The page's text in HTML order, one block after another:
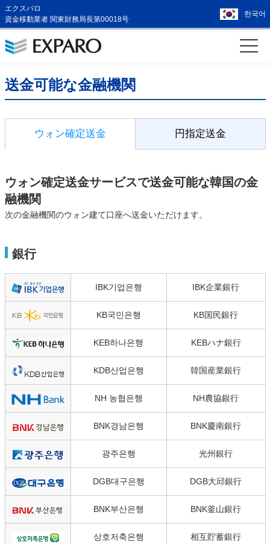
エクスパロ
資金移動業者 関東財務局長第00018号
한국어
送金可能な金融機関
ウォン確定送金 円指定送金
ウォン確定送金サービスで送金可能な韓国の金
融機関
次の金融機関のウォン建て口座へ送金いただけます。
銀行
IBK기업은행 IBK企業銀行
KB국민은행 KB国民銀行
KEB하나은행 KEBハナ銀行
KDB산업은행 韓国産業銀行
NH 농협은행 NH農協銀行
BNK경남은행 BNK慶南銀行
광주은행 光州銀行
DGB대구은행 DGB大邱銀行
BNK부산은행 BNK釜山銀行
상호저축은행 相互貯蓄銀行